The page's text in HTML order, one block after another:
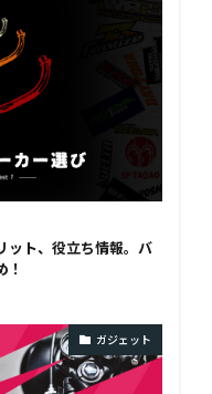
ット、役立ち情報。バ
ガジェット